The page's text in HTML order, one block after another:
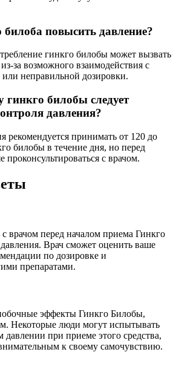
повысить давление?
гинкго билобы может вызвать
за возможного взаимодействия с
неправильной дозировки.
билобы следует
давления?
рекомендуется принимать от 120 до
билобы в течение дня, но перед
с врачом.
врачом перед началом приема Гинкго
Врач сможет оценить ваше
по дозировке и
препаратами.
эффекты Гинкго Билобы,
Некоторые люди могут испытывать
давлении при приеме этого средства,
к своему самочувствию.